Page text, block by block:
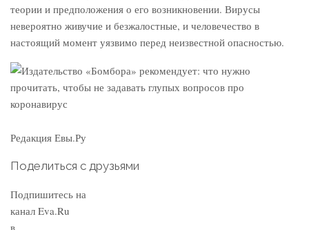
теории и предположения о его возникновении. Вирусы
невероятно живучие и безжалостные, и человечество в
настоящий момент уязвимо перед неизвестной опасностью.
Редакция Евы.Ру
Поделиться с друзьями
Подпишитесь на
канал Eva.Ru
в